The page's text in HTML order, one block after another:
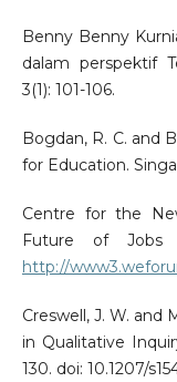
Benny Benny
dalam perspektif
3(1): 101-106.
Bogdan, R. C. and
for Education.
Centre for the
Future of Jobs
http://
Creswell, J. W. and
in Qualitative
130. doi: 10.1207/